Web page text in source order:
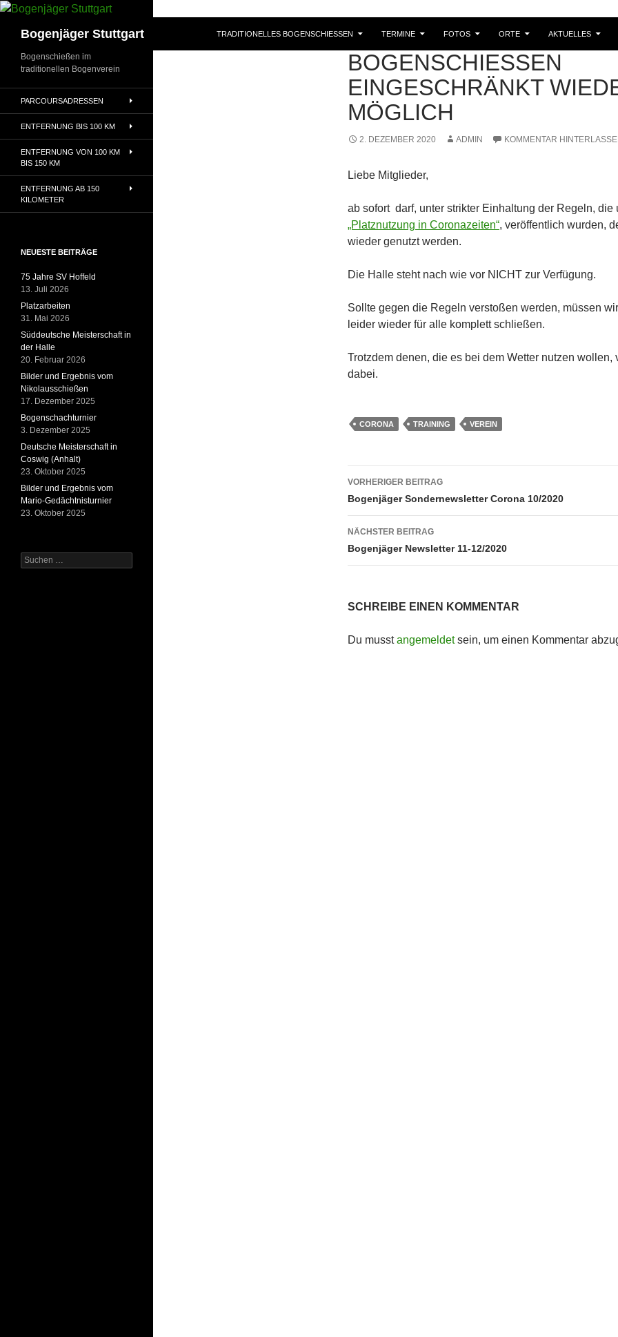
Zum
springenBogenjäger Stuttgart TRADITIONELLES BOGENSCHIESSEN TERMINE FOTOS ORTE AKTUELLES
TRAINING,VEREIN
BOGENSCHIESSEN E
INGESCHRÄNKT
ÖGLICH
2. DEZEMBER 2020 ADMIN KOMMENTAR
Liebe Mitglieder,
ab sofort darf, unter strikter Einhaltung der Regeln, die
„Platznutzung in Coronazeiten“, veröffentlich wurden,
wieder genutzt werden.
Die Halle steht nach wie vor NICHT zur Verfügung.
Sollte gegen die Regeln verstoßen werden, müssen
leider wieder für alle komplett schließen.
Trotzdem denen, die es bei dem Wetter nutzen wollen,
dabei.
CORONA TRAINING VEREIN
Beitragsnavigation
VORHERIGER BEITRAG
Bogenjäger Sondernewsletter Corona 10/2020
NÄCHSTER BEITRAG
Bogenjäger Newsletter 11-12/2020
SCHREIBE EINEN KOMMENTAR
Du musstangemeldetsein, um einen Kommentar
Bogenschießen im
traditionellen Bogenverein
PARCOURSADRESSEN
ENTFERNUNG BIS 100 KM
ENTFERNUNG VON 100 KM
BIS 150 KM
ENTFERNUNG AB 150
KILOMETER
NEUESTE BEITRÄGE
75 Jahre SV Hoffeld
13. Juli 2026
Platzarbeiten
31. Mai 2026
Süddeutsche Meisterschaft in
der Halle
20. Februar 2026
Bilder und Ergebnis vom
Nikolausschießen
17. Dezember 2025
Bogenschachturnier
3. Dezember 2025
Deutsche Meisterschaft in
Coswig (Anhalt)
23. Oktober 2025
Bilder und Ergebnis vom
Mario-Gedächtnisturnier
23. Oktober 2025
Suchen
nach: